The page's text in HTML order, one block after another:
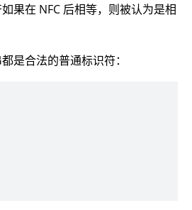
果在 NFC 后相等，则被认为是相
是合法的普通标识符：